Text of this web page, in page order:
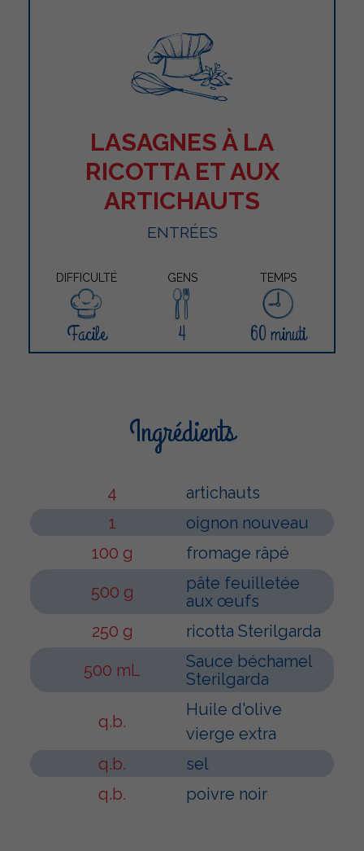
LASAGNES À LA
RICOTTA ET AUX
ARTICHAUTS
ENTRÉES
DIFFICULTÉ GENS TEMPS
Facile 4 60 minuti
Ingrédients
4
artichauts
1
oignon nouveau
100 g
fromage râpé
500 g
pâte feuilletée
aux œufs
250 g
ricotta Sterilgarda
500 mL
Sauce béchamel
Sterilgarda
q.b.
Huile d'olive
vierge extra
q.b.
sel
q.b.
poivre noir